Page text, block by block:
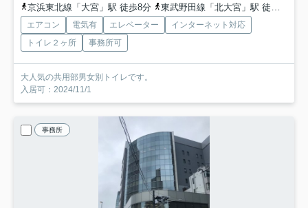
京浜東北線「大宮」駅 徒歩8分
東武野田線「北大宮」駅 徒歩7分
エアコン 電気有 エレベーター
インターネット対応
トイレ２ヶ所
事務所可
大人気の共用部男女別トイレです。
入居可：2024/11/1
事務所